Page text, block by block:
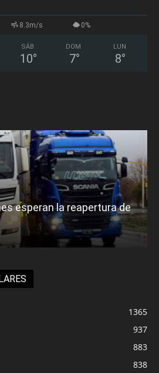
8.3m/s 0%
SÁB
10°
DOM
7°
LUN
8°
esperan la reapertura de
1365
937
883
838